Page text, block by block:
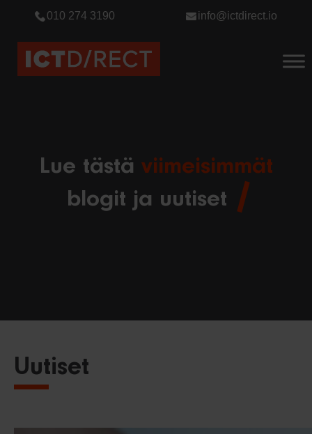
010 274 3190 info@ictdirect.io
Lue tästä viimeisimmät
blogit ja uutiset
Uutiset